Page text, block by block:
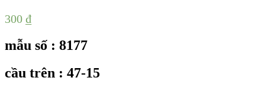
300 ₫
mẫu số : 8177
cầu trên : 47-15